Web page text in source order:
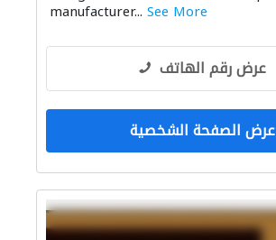
manufacturer... See More
عرض رقم الهاتف
عرض الصفحة الشخصية